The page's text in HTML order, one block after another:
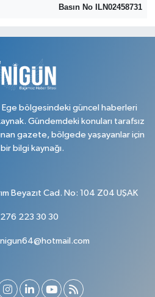
Basın No ILN02458731
bölgesindeki güncel haberleri
Gündemdeki konuları tarafsız
gazete, bölgede yaşayanlar için
bilgi kaynağı.
Beyazıt Cad. No: 104 Z04 UŞAK
223 30 30